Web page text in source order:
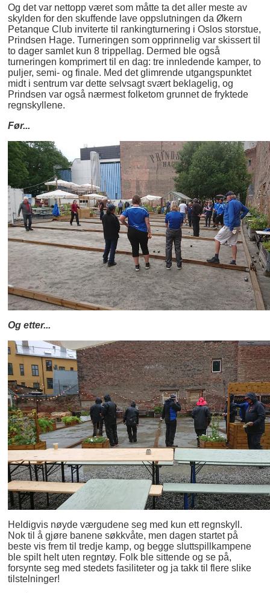
Og det var nettopp været som måtte ta det aller meste av
skylden for den skuffende lave oppslutningen da Økern
Petanque Club inviterte til rankingturnering i Oslos storstue,
Prindsen Hage. Turneringen som opprinnelig var skissert til
to dager samlet kun 8 trippellag. Dermed ble også
turneringen komprimert til en dag: tre innledende kamper, to
puljer, semi- og finale. Med det glimrende utgangspunktet
midt i sentrum var dette selvsagt svært beklagelig, og
Prindsen var også nærmest folketom grunnet de fryktede
regnskyllene.
Før...
Og etter...
Heldigvis nøyde værgudene seg med kun ett regnskyll.
Nok til å gjøre banene søkkvåte, men dagen startet på
beste vis frem til tredje kamp, og begge sluttspillkampene
ble spilt helt uten regntøy. Folk ble sittende og se på,
forsynte seg med stedets fasiliteter og ja takk til flere slike
tilstelninger!